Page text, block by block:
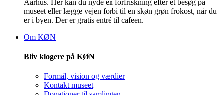
Aarhus. Her kan du nyde en forfriskning efter et besøg på
museet eller lægge vejen forbi til en skøn grøn frokost, når du
er i byen. Der er gratis entré til cafeen.
Om KØN
Bliv klogere på KØN
Formål, vision og værdier
Kontakt museet